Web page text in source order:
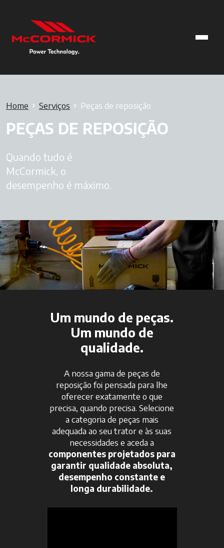
Home Serviços Peças de reposição
PEÇAS DE REPOSIÇÃO
Quando tudo é
McCormick, o
desempenho é máximo.
Um mundo de peças.
Um mundo de
qualidade.
A nossa gama de peças de
reposição foi pensada para lhe
oferecer exatamente o que
precisa, quando precisa. Selecione
a categoria de peças mais
adequada ao seu trator e às suas
necessidades e aceda a
componentes projetados para
garantir qualidade absoluta,
desempenho constante e
longa durabilidade.